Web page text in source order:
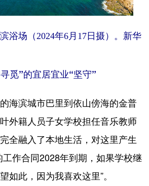
浴场（2024年6月17日摄）。新华
觅”的宜居宜业“坚守”
滨城市巴里到依山傍海的金普
外籍人员子女学校担任音乐教师
全融入了本地生活，对这里产生
工作合同2028年到期，如果学校继
如此，因为我喜欢这里”。